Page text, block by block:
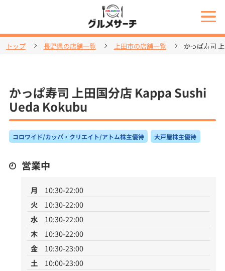
トップ 長野県の店舗一覧 上田市の店舗一覧 かっぱ寿司
かっぱ寿司 上田国分店 Kappa Sushi
Ueda Kokubu
コロワイド/カッパ・クリエイト/アトム株主優待 大戸屋株主優待
営業中
月
10:30-22:00
火
10:30-22:00
水
10:30-22:00
木
10:30-22:00
金
10:30-23:00
土
10:00-23:00